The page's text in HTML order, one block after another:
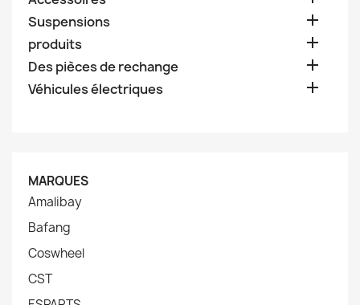
Suspensions 
produits 
Des pièces de rechange 
Véhicules électriques 
MARQUES
Amalibay
Bafang
Coswheel
CST